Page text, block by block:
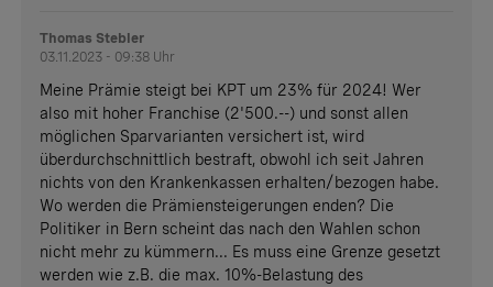
Thomas Stebler
03.11.2023 - 09:38 Uhr
Meine Prämie steigt bei KPT um 23% für 2024! Wer
also mit hoher Franchise (2'500.--) und sonst allen
möglichen Sparvarianten versichert ist, wird
überdurchschnittlich bestraft, obwohl ich seit Jahren
nichts von den Krankenkassen erhalten/bezogen habe.
Wo werden die Prämiensteigerungen enden? Die
Politiker in Bern scheint das nach den Wahlen schon
nicht mehr zu kümmern... Es muss eine Grenze gesetzt
werden wie z.B. die max. 10%-Belastung des